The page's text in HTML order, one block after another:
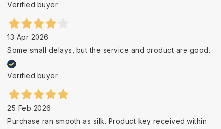
Verified buyer
13 Apr 2026
Some small delays, but the service and product are good.
Verified buyer
25 Feb 2026
Purchase ran smooth as silk. Product key received within